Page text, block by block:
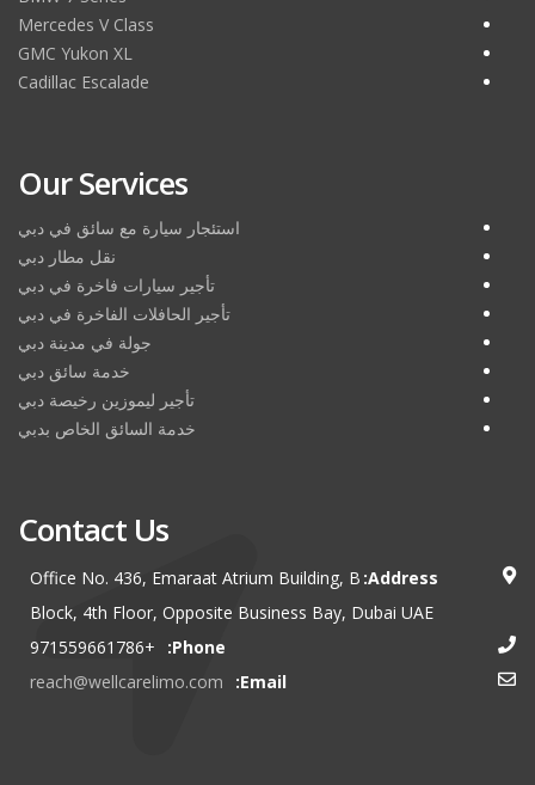
Mercedes V Class
GMC Yukon XL
Cadillac Escalade
Our Services
استئجار سيارة مع سائق في دبي
نقل مطار دبي
تأجير سيارات فاخرة في دبي
تأجير الحافلات الفاخرة في دبي
جولة في مدينة دبي
خدمة سائق دبي
تأجير ليموزين رخيصة دبي
خدمة السائق الخاص بدبي
Contact Us
Address:
Office No. 436, Emaraat Atrium Building, B
Block, 4th Floor, Opposite Business Bay, Dubai UAE
Phone:
+971559661786
Email:
reach@wellcarelimo.com